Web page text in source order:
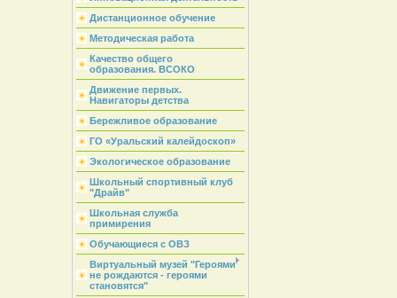
Дистанционное обучение
Методическая работа
Качество общего
образования. ВСОКО
Движение первых.
Навигаторы детства
Бережливое образование
ГО «Уральский калейдоскоп»
Экологическое образование
Школьный спортивный клуб
"Драйв"
Школьная служба
примирения
Обучающиеся с ОВЗ
Виртуальный музей "Героями
не рождаются - героями
становятся"